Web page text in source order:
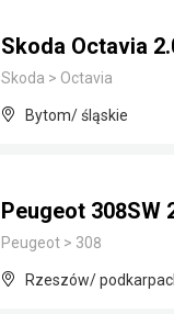
Skoda Octavia
Skoda > Octavia
Bytom/ śląskie
Peugeot 308SW
Peugeot > 308
Rzeszów/